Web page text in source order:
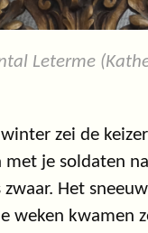
Leterme
zei de
met je soldaten
Het
weken kwamen